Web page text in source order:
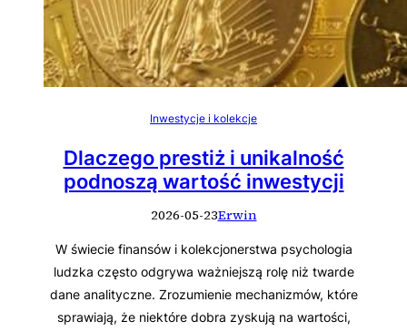
Inwestycje i kolekcje
Dlaczego prestiż i unikalność
podnoszą wartość inwestycji
2026-05-23Erwin
W świecie finansów i kolekcjonerstwa psychologia
ludzka często odgrywa ważniejszą rolę niż twarde
dane analityczne. Zrozumienie mechanizmów, które
sprawiają, że niektóre dobra zyskują na wartości,